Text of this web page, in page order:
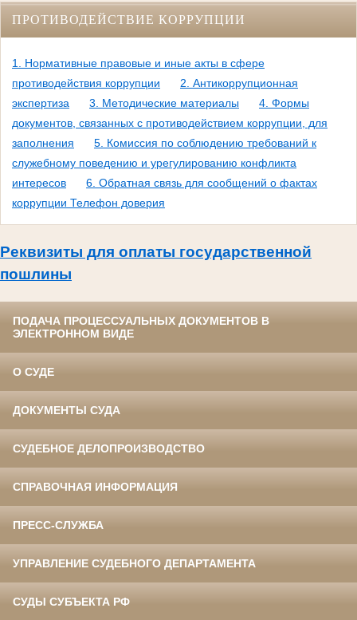
ПРОТИВОДЕЙСТВИЕ КОРРУПЦИИ
1. Нормативные правовые и иные акты в сфере
противодействия коррупции
2. Антикоррупционная
экспертиза
3. Методические материалы
4. Формы
документов, связанных с противодействием коррупции, для
заполнения
5. Комиссия по соблюдению требований к
служебному поведению и урегулированию конфликта
интересов
6. Обратная связь для сообщений о фактах
коррупции Телефон доверия
Реквизиты для оплаты государственной
пошлины
ПОДАЧА ПРОЦЕССУАЛЬНЫХ ДОКУМЕНТОВ В
ЭЛЕКТРОННОМ ВИДЕ
О СУДЕ
ДОКУМЕНТЫ СУДА
СУДЕБНОЕ ДЕЛОПРОИЗВОДСТВО
СПРАВОЧНАЯ ИНФОРМАЦИЯ
ПРЕСС-СЛУЖБА
УПРАВЛЕНИЕ СУДЕБНОГО ДЕПАРТАМЕНТА
СУДЫ СУБЪЕКТА РФ